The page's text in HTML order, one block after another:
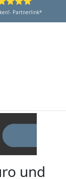
Partnerlink*
und